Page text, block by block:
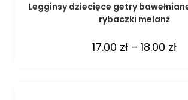
Legginsy dziecięce getry
rybaczki melanż
17.00 zł – 18.00 zł